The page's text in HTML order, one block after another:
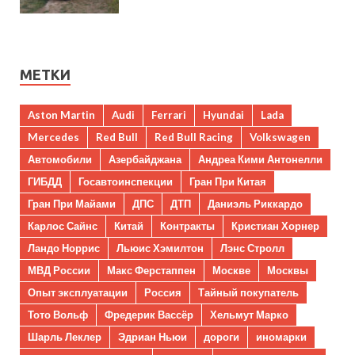
МЕТКИ
Aston Martin Audi Ferrari Hyundai
Lada
Mercedes
Red Bull Red Bull Racing
Volkswagen
Автомобили
Азербайджана
Андреа Кими Антонелли
ГИБДД
Госавтоинспекции
Гран При Китая
Гран При Майами
ДПС ДТП
Даниэль Риккардо
Карлос Сайнс
Китай Контракты
Кристиан Хорнер
Ландо Норрис
Льюис Хэмилтон
Лэнс Стролл
МВД России
Макс Ферстаппен Москве
Москвы
Опыт эксплуатации
Россия
Тайный покупатель
Тото Вольф
Фредерик Вассёр
Хельмут Марко
Шарль Леклер
Эдриан Ньюи дороги
иномарки